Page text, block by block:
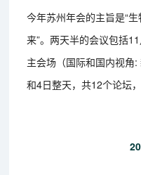
今年苏州年会的主旨是“
来”。两天半的会议包括
主会场（国际和国内视角
和4日整天，共12个论坛